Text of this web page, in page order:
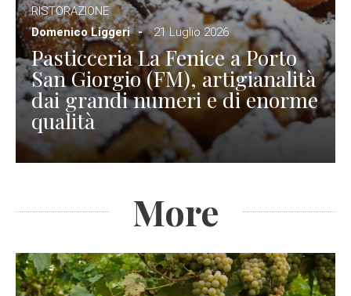
RISTORAZIONE
Domenico Liggeri
21 Luglio 2026
Pasticceria La Fenice a Porto
San Giorgio (FM), artigianalità
dai grandi numeri e di enorme
qualità
More